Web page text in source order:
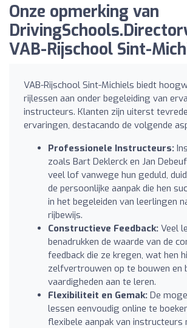
Onze opmerking van
VAB-Rijschool Sint-
VAB-Rijschool Sint-Michiels biedt
rijlessen aan onder begeleiding van
instructeurs. Klanten zijn uiterst
ervaringen, destacando de volgende
Professionele Instructeurs:
zoals Bart Deklerck en Jan
veel lof vanwege hun geduld,
de persoonlijke aanpak die hen
in het begeleiden van leerlingen
rijbewijs.
Constructieve Feedback: Veel
benadrukken de waarde van de
feedback die ze kregen, wat hen
zelfvertrouwen op te bouwen en
vaardigheden aan te leren.
Flexibiliteit en Gemak: De
lessen eenvoudig online te
flexibele aanpak van instructeurs